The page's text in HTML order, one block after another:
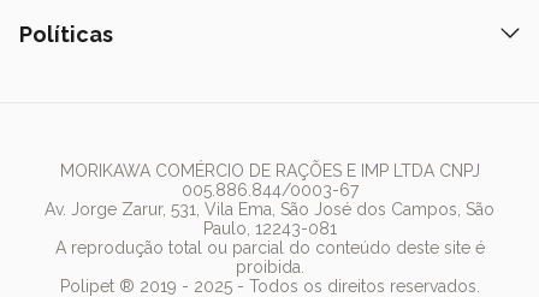
Lista de Desejos
Coleiras
Nexgard
Pedigree
Whiskas
Dog Chow
Royal Canin
Políticas
MORIKAWA COMÉRCIO DE RAÇÕES E IMP LTDA CNPJ
005.886.844/0003-67
Av. Jorge Zarur, 531, Vila Ema, São José dos Campos, São
Paulo, 12243-081
A reprodução total ou parcial do conteúdo deste site é
proibida.
Polipet ® 2019 - 2025 - Todos os direitos reservados.